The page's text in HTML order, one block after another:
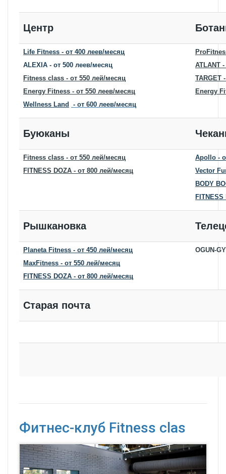
Центр
Life Fitness - от 400 леев/месяц
ALEXIA - от 500 леев/месяц
Fitness class - от 550 лей/месяц
Energy Fitness - от 550 леев/месяц
Wellness Land
- от 600 леев/месяц
ATLANT
TARGET
Energy
Буюканы
Fitness class - от 550 лей/месяц
FITNESS DOZA - от 800 лей/месяц
Apollo -
Vector
BODY
Рышкановка
Planeta Fitness - от 450 лей/месяц
MaxFitness - от 550 лей/месяц
FITNESS DOZA - от 800 лей/месяц
OGUN-
Старая почта
Фитнес-клуб Fitness clas